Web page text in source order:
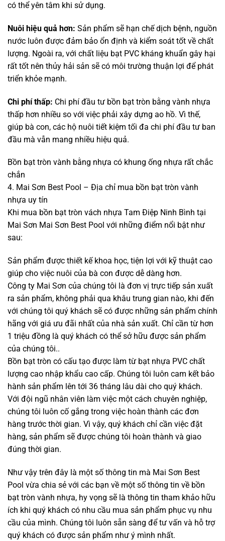
có thể yên tâm khi sử dụng.
Nuôi hiệu quả hơn: Sản phẩm sẽ hạn chế dịch bệnh, nguồn
nước luôn được đảm bảo ổn định và kiểm soát tốt về chất
lượng. Ngoài ra, với chất liệu bạt PVC kháng khuẩn gây hại
rất tốt nên thủy hải sản sẽ có môi trường thuận lợi để phát
triển khỏe mạnh.
Chi phí thấp: Chi phí đầu tư bồn bạt tròn bằng vành nhựa
thấp hơn nhiều so với việc phải xây dựng ao hồ. Vì thế,
giúp bà con, các hộ nuôi tiết kiệm tối đa chi phí đầu tư ban
đầu mà vẫn mang nhiều hiệu quả.
Bồn bạt tròn vành bằng nhựa có khung ống nhựa rất chắc
chắn
4. Mai Sơn Best Pool – Địa chỉ mua bồn bạt tròn vành
nhựa uy tín
Khi mua bồn bạt tròn vách nhựa Tam Điệp Ninh Bình tại
Mai Sơn Mai Sơn Best Pool với những điểm nổi bật như
sau:
Sản phẩm được thiết kế khoa học, tiện lợi với kỹ thuật cao
giúp cho việc nuôi của bà con được dễ dàng hơn.
Công ty Mai Sơn của chúng tôi là đơn vị trực tiếp sản xuất
ra sản phẩm, không phải qua khâu trung gian nào, khi đến
với chúng tôi quý khách sẽ có được những sản phẩm chính
hãng với giá ưu đãi nhất của nhà sản xuất. Chỉ cần từ hơn
1 triệu đồng là quý khách có thể sở hữu được sản phẩm
của chúng tôi..
Bồn bạt tròn có cấu tạo được làm từ bạt nhựa PVC chất
lượng cao nhập khẩu cao cấp. Chúng tôi luôn cam kết bảo
hành sản phẩm lên tới 36 tháng lâu dài cho quý khách.
Với đội ngũ nhân viên làm việc một cách chuyên nghiệp,
chúng tôi luôn cố gắng trong việc hoàn thành các đơn
hàng trước thời gian. Vì vậy, quý khách chỉ cần việc đặt
hàng, sản phẩm sẽ được chúng tôi hoàn thành và giao
đúng thời gian.
Như vậy trên đây là một số thông tin mà Mai Sơn Best
Pool vừa chia sẻ với các bạn về một số thông tin về bồn
bạt tròn vành nhựa, hy vọng sẽ là thông tin tham khảo hữu
ích khi quý khách có nhu cầu mua sản phẩm phục vụ nhu
cầu của mình. Chúng tôi luôn sẵn sàng để tư vấn và hỗ trợ
quý khách có được sản phẩm như ý mình nhất.